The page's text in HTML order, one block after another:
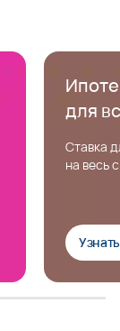
для
Ставка
на весь